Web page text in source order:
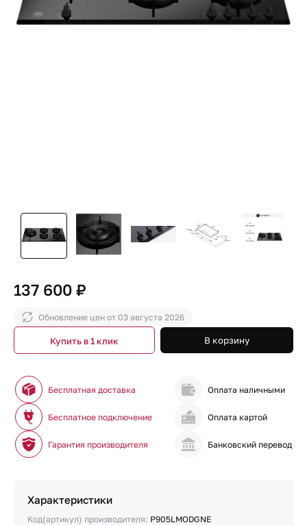
137 600 ₽
Обновление цен от 03 августа 2026
В корзину
Купить в 1 клик
Бесплатная доставка
Бесплатное подключение
Гарантия производителя
Оплата наличными
Оплата картой
Банковский перевод
Характеристики
Код(артикул) производителя: P905LMODGNE